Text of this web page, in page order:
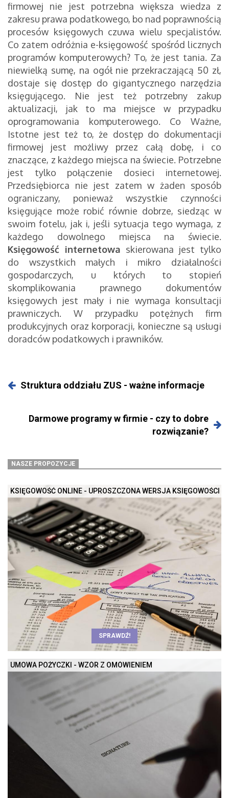
firmowej nie jest potrzebna większa wiedza z
zakresu prawa podatkowego, bo nad poprawnością
procesów księgowych czuwa wielu specjalistów.
Co zatem odróżnia e-księgowość spośród licznych
programów komputerowych? To, że jest tania. Za
niewielką sumę, na ogół nie przekraczającą 50 zł,
dostaje się dostęp do gigantycznego narzędzia
księgującego. Nie jest też potrzebny zakup
aktualizacji, jak to ma miejsce w przypadku
oprogramowania komputerowego. Co Ważne,
Istotne jest też to, że dostęp do dokumentacji
firmowej jest możliwy przez całą dobę, i co
znaczące, z każdego miejsca na świecie. Potrzebne
jest tylko połączenie dosieci internetowej.
Przedsiębiorca nie jest zatem w żaden sposób
ograniczany, ponieważ wszystkie czynności
księgujące może robić równie dobrze, siedząc w
swoim fotelu, jak i, jeśli sytuacja tego wymaga, z
każdego dowolnego miejsca na świecie.
Księgowość internetowa skierowana jest tylko
do wszystkich małych i mikro działalności
gospodarczych, u których to stopień
skomplikowania prawnego dokumentów
księgowych jest mały i nie wymaga konsultacji
prawniczych. W przypadku potężnych firm
produkcyjnych oraz korporacji, konieczne są usługi
doradców podatkowych i prawników.
Struktura oddziału ZUS - ważne informacje
Darmowe programy w firmie - czy to dobre
rozwiązanie?
NASZE PROPOZYCJE
KSIĘGOWOŚĆ ONLINE - UPROSZCZONA WERSJA KSIĘGOWOŚCI
SPRAWDŹ!
UMOWA POŻYCZKI - WZÓR Z OMÓWIENIEM